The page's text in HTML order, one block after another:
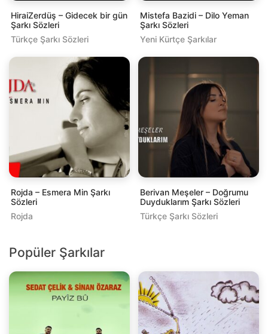
HiraiZerdüş – Gidecek bir gün
Şarkı Sözleri
Türkçe Şarkı Sözleri
Mistefa Bazidi – Dilo Yeman
Şarkı Sözleri
Yeni Kürtçe Şarkılar
Rojda – Esmera Min Şarkı
Sözleri
Rojda
Berivan Meşeler – Doğrumu
Duyduklarım Şarkı Sözleri
Türkçe Şarkı Sözleri
Popüler Şarkılar